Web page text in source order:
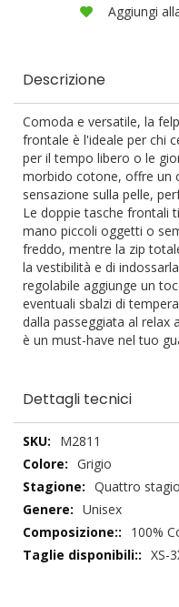
Aggiungi
Descrizione
Comoda e versatile, la
frontale è l'ideale per chi
per il tempo libero o le
morbido cotone, offre un
sensazione sulla pelle,
Le doppie tasche frontali
mano piccoli oggetti o
freddo, mentre la zip
la vestibilità e di
regolabile aggiunge un
eventuali sbalzi di
dalla passeggiata al relax
è un must-have nel tuo
Dettagli tecnici
Dettagli
tecnici
M2811
Grigio
Quattro
Unisex
100%
XS-